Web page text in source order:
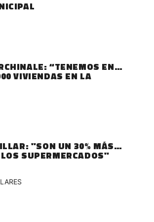
“TENEMOS EN
VIVIENDAS EN LA
"SON UN 30% MÁS
SUPERMERCADOS"